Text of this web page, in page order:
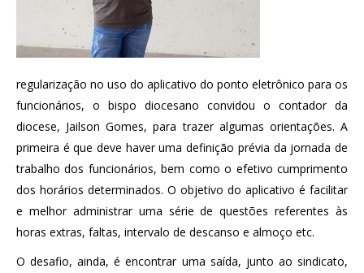
regularização no uso do aplicativo do ponto eletrônico para os
funcionários, o bispo diocesano convidou o contador da
diocese, Jailson Gomes, para trazer algumas orientações. A
primeira é que deve haver uma definição prévia da jornada de
trabalho dos funcionários, bem como o efetivo cumprimento
dos horários determinados. O objetivo do aplicativo é facilitar
e melhor administrar uma série de questões referentes às
horas extras, faltas, intervalo de descanso e almoço etc.
O desafio, ainda, é encontrar uma saída, junto ao sindicato,